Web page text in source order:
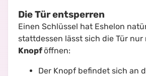
Die Tür entsperren
Einen Schlüssel hat Eshelon
stattdessen lässt sich die Tür nur
Knopföffnen:
Der Knopf befindet sich an